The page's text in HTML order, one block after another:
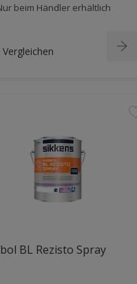
beim Händler erhältlich
Vergleichen
BL Rezisto Spray